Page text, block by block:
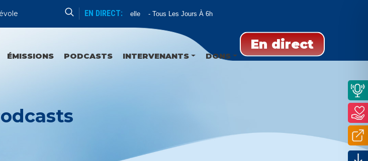
EN DIRECT:
Aube Nouvelle Tous Les Jours À 6h
En direct
ÉMISSIONS PODCASTS INTERVENANTS DONS